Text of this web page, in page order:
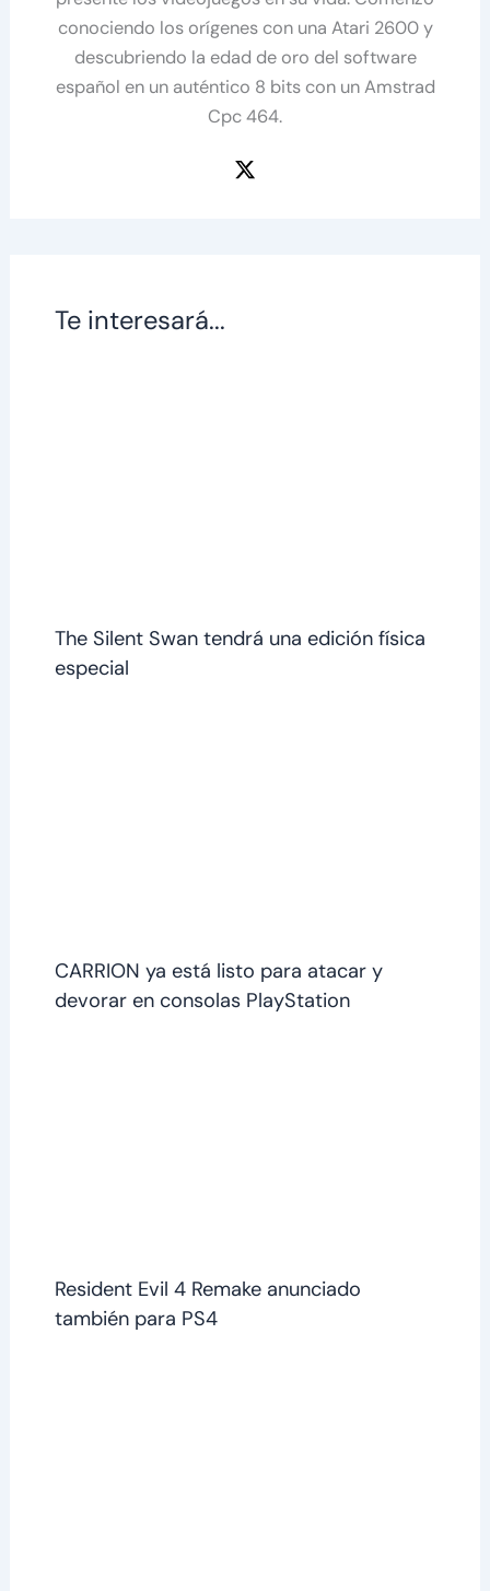
conociendo los orígenes con una Atari 2600 y
descubriendo la edad de oro del software
español en un auténtico 8 bits con un Amstrad
Cpc 464.
Te interesará...
The Silent Swan tendrá una edición física
especial
CARRION ya está listo para atacar y
devorar en consolas PlayStation
Resident Evil 4 Remake anunciado
también para PS4